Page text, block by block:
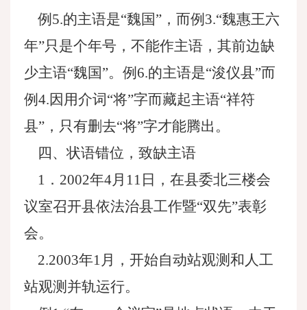
例5.的主语是“魏国”，而例3.“魏惠王六
年”只是个年号，不能作主语，其前边缺
少主语“魏国”。例6.的主语是“浚仪县”而
例4.因用介词“将”字而藏起主语“祥符
县”，只有删去“将”字才能腾出。
四、状语错位，致缺主语
1．2002年4月11日，在县委北三楼会
议室召开县依法治县工作暨“双先”表彰
会。
2.2003年1月，开始自动站观测和人工
站观测并轨运行。